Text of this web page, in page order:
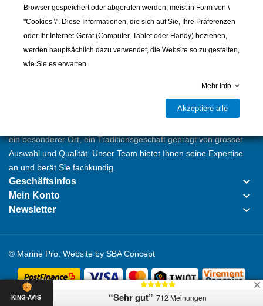
Seit 1946 bieten wir im Hafen von Ouchy in Lausanne alles an
was der Motor- oder Segelbootbesitzer benötigt: Beschläge,
Seile, Kleider, Sicherheitstechnik, Navigationsinstrumente,
ein besonderer Ort, ein Traditionsgeschäft geprägt von grosser
Auswahl und Qualität. Unser Team bietet Ihnen seine Expertise
an und berät Sie fachkundig.
Geschäftsinfos keyboard_arrow_down
Mein Konto keyboard_arrow_down
Newsletter keyboard_arrow_down
© Marine Pro. Website by SBA Concept
KING-AVIS “Sehr gut” 712 Meinungen
Browser gespeichert oder abgerufen werden, meist in Form von \
"Cookies \". Diese Informationen, die sich auf Sie, Ihre Präferenzen
oder Ihr Internet-Gerät (Computer, Tablet oder Handy) beziehen,
werden hauptsächlich dazu verwendet, die Website so zu gestalten,
wie Sie es erwarten.
Mehr Info
Akzeptiere alle